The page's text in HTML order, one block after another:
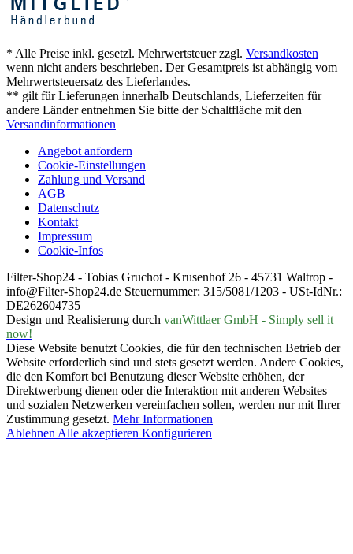
* Alle Preise inkl. gesetzl. Mehrwertsteuer zzgl. Versandkosten
wenn nicht anders beschrieben. Der Gesamtpreis ist abhängig vom
Mehrwertsteuersatz des Lieferlandes.
** gilt für Lieferungen innerhalb Deutschlands, Lieferzeiten für
andere Länder entnehmen Sie bitte der Schaltfläche mit den
Versandinformationen
Angebot anfordern
Cookie-Einstellungen
Zahlung und Versand
AGB
Datenschutz
Kontakt
Impressum
Cookie-Infos
Filter-Shop24 - Tobias Gruchot - Krusenhof 26 - 45731 Waltrop -
info@Filter-Shop24.de Steuernummer: 315/5081/1203 - USt-IdNr.:
DE262604735
Design und Realisierung durch vanWittlaer GmbH - Simply sell it
now!
Diese Website benutzt Cookies, die für den technischen Betrieb der
Website erforderlich sind und stets gesetzt werden. Andere Cookies,
die den Komfort bei Benutzung dieser Website erhöhen, der
Direktwerbung dienen oder die Interaktion mit anderen Websites
und sozialen Netzwerken vereinfachen sollen, werden nur mit Ihrer
Zustimmung gesetzt. Mehr Informationen
Ablehnen Alle akzeptieren Konfigurieren